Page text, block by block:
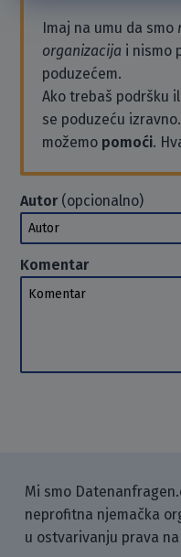
Imaj na umu da smo
organizacija i nismo
poduzećem.
Ako trebaš podršku
se poduzeću
možemo pomoći.
Autor(opcionalno)
Autor
Komentar
Komentar
Mi smo
neprofitna njemačka
u ostvarivanju prava